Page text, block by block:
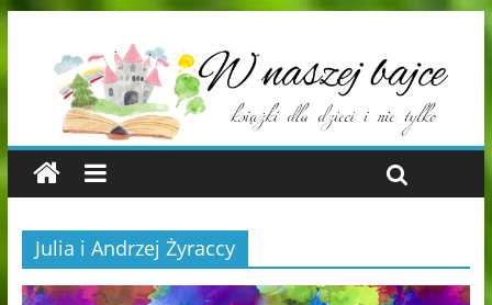
Julia i Andrzej Żyraccy